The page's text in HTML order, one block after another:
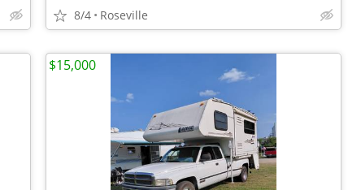
8/4 Roseville
$15,000